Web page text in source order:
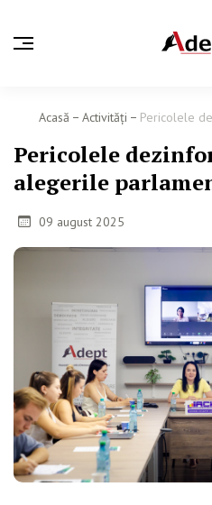
Acasă Activităţi Pericolele
Pericolele
alegerile
09 august 2025